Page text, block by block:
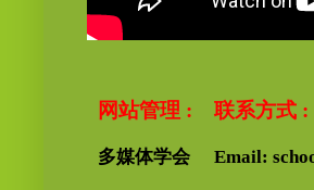
网站管理 :
多媒体学会
联系方式 :
Email: